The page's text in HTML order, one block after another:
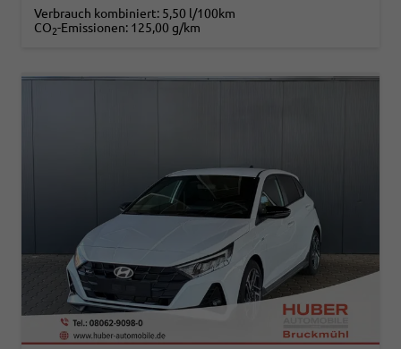
Verbrauch kombiniert: 5,50 l/100km
CO2-Emissionen: 125,00 g/km